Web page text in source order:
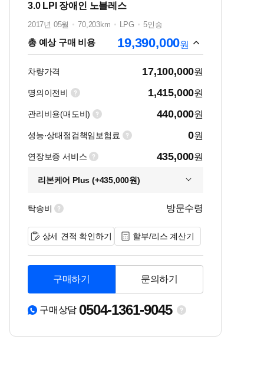
3.0 LPI 장애인 노블레스
2017년 05월 70,203km LPG 5인승
총 예상 구매 비용 19,390,000원
차량가격 17,100,000원
명의이전비 1,415,000원
관리비용(매도비) 440,000원
성능·상태점검책임보험료 0원
연장보증 서비스 435,000원
리본케어 Plus (+435,000원)
탁송비 방문수령
상세 견적 확인하기 할부/리스 계산기
구매하기 문의하기
구매상담 0504-1361-9045